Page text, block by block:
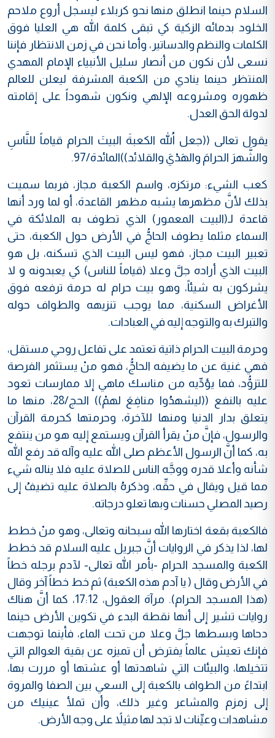
السلام حينما انطلق منها نحو كربلاء ليسجل أروع ملاحم
الخلود بدمائه الزكية كي تبقى كلمة الله هي العليا فوق
الكلمات والنظم والدساتير، وأما نحن في زمن الانتظار فإننا
نسعى لأن نكون من أنصار سليل الأنبياء الإمام المهدي
المنتظر حينما ينادي من الكعبة المشرفة ليعلن للعالم
ظهوره ومشروعه الإلهي ونكون شهوداً على إقامته
لدولة الحق العدل.
يقول تعالى ((جعل اللهُ الكعبةَ البيتَ الحرام قياماً للنَّاسِ
والشَّهرَ الحرامَ والهَدْيَ والقلائد))المائدة/97.
كعب الشيء: مرتكزه، واسم الكعبة مجاز، فربما سميت
بذلك لأنَّ مظهرها يشبه مظهر القاعدة، أو لما ورد أنها
قاعدة لـ(البيت المعمور) الذي تطوف به الملائكة في
السماء مثلما يطوف الحاجُّ في الأرض حول الكعبة، حتى
تعبير البيت مجاز، فهو ليس البيت الذي تسكنه، بل هو
البيت الذي أراده جلَّ وعلا (قياماً للناس) كي يعبدونه و لا
يشركون به شيئاً، وهو بيت حرام له حرمة ترفعه فوق
الأغراض السكنية، مما يوجب تنزيهه والطواف حوله
والتبرك به والتوجه إليه في العبادات.
وحرمة البيت الحرام ذاتية تعتمد على تفاعل روحي مستقل،
فهي غنية عن ما يضيفه الحاجُّ، فهو منْ يستثمر الفرصة
للتزوُّد، فما يؤدِّيه من مناسك ماهي إلا ممارسات تعود
عليه بالنفع ((ليشهدُوا منافِعَ لهمْ)) الحج/28، منها ما
يتعلق بدار الدنيا ومنها للآخرة، وحرمتها كحرمة القرآن
والرسول، فإنَّ منْ يقرأ القرآن ويستمع إليه هو من ينتفع
به، كما أنَّ الرسول الأعظم صلى الله عليه وآله قد رفع الله
شأنه وأعلا قدره ووجَّه الناس للصلاة عليه فلا يناله شيء
مما قيل ويقال في حقِّه، وذكرهُ بالصلاة عليه تضيفُ إلى
رصيد المصلي حسنات وبها تعلو درجاته.
فالكعبة بقعة اختارها الله سبحانه وتعالى، وهو منْ خطط
لها، لذا يذكر في الروايات أنَّ جبريل عليه السلام قد خطط
الكعبة والمسجد الحرام -بأمر الله تعالى- لآدم برجله خطاً
في الأرض وقال ( يا آدم هذه الكعبة) ثم خط خطاً آخر وقال
(هذا المسجد الحرام). مرآة العقول، 17:12، كما أنَّ هناك
روايات تشير إلى أنها نقطة البدء في تكوين الأرض حينما
دحاها وبسطها جلَّ وعلا من تحت الماء، فأينما توجهت
فإنك تعيش عالماً يفترض أن تميزه عن بقية العوالم التي
تتخيلها، والبيئات التي شاهدتها أو عشتها أو مررت بها،
ابتداءً من الطواف بالكعبة إلى السعي بين الصفا والمروة
إلى زمزم والمشاعر وغير ذلك، وأن تملأ عينيك من
مشاهدات وعيِّنات لا تجد لها مثيلاً على وجه الأرض.